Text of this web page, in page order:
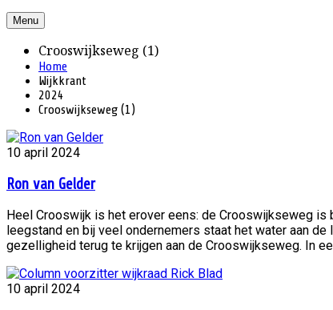
Menu
Crooswijkseweg (1)
Home
Wijkkrant
2024
Crooswijkseweg (1)
10 april 2024
Ron van Gelder
Heel Crooswijk is het erover eens: de Crooswijkseweg
leegstand en bij veel ondernemers staat het water aan
gezelligheid terug te krijgen aan de Crooswijkseweg. In
10 april 2024